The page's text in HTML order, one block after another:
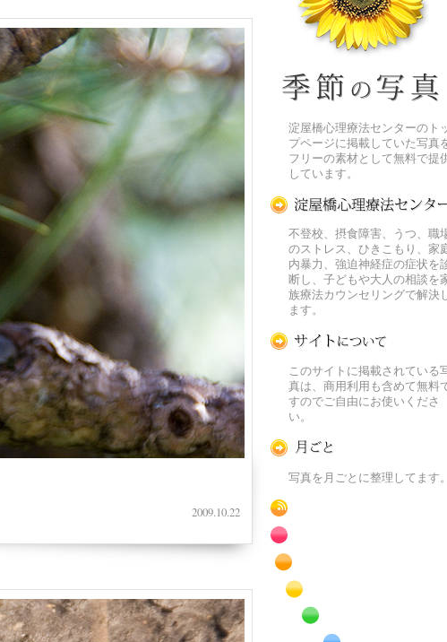
2009.10.22
淀屋橋心理療法センターのト
プページに掲載していた写真
フリーの素材として無料で提
しています。
不登校、摂食障害、うつ、職
のストレス、ひきこもり、家
内暴力、強迫神経症の症状を
断し、子どもや大人の相談を
族療法カウンセリングで解決
ます。
このサイトに掲載されている
真は、商用利用も含めて無料
すのでご自由にお使いくださ
い。
写真を月ごとに整理してます。
RSS
赤色の花のフリー写真素材
橙色の花のフリー写真素材
黄色の花のフリー写真素材
緑色の花のフリー写真素材